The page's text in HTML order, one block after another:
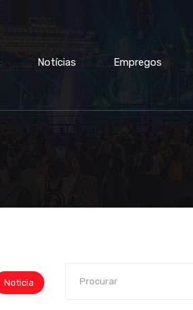
Notícias Empregos
Noticia